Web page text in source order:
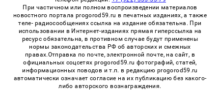
При частичном или полном воспроизведении материалов
новостного портала progorod59.ru в печатных изданиях, а также
теле- радиосообщениях ссылка на издание обязательна. При
использовании в Интернет-изданиях прямая гиперссылка на
ресурс обязательна, в противном случае будут применены
нормы законодательства РФ об авторских и смежных
правах.Отправка по почте, электронной почте, на сайт, в
официальных соцсетях progorod59.ru фотографий, статей,
информационных поводов и т.п. в редакцию progorod59.ru
автоматически означает согласие на их публикацию без какого-
либо авторского вознаграждения.